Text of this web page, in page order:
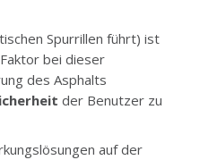
Spurrillen führt) ist
bei dieser
des Asphalts
der Benutzer zu
auf der